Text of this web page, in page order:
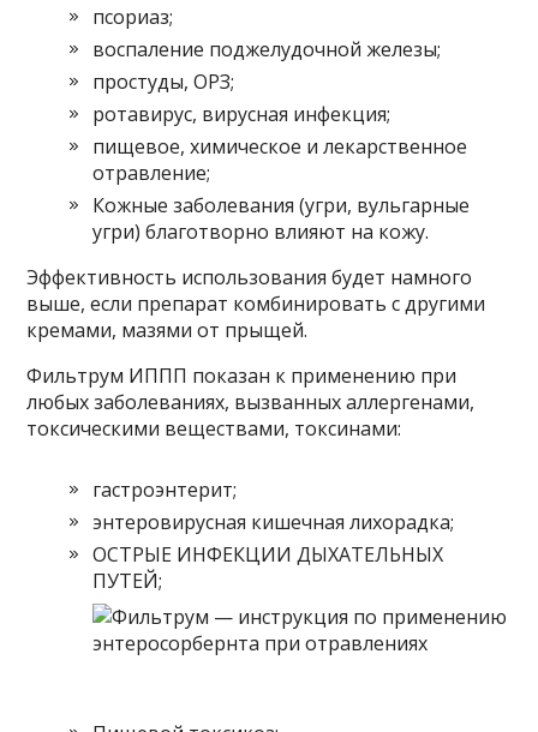
псориаз;
воспаление поджелудочной железы;
простуды, ОРЗ;
ротавирус, вирусная инфекция;
пищевое, химическое и лекарственное
отравление;
Кожные заболевания (угри, вульгарные
угри) благотворно влияют на кожу.
Эффективность использования будет намного
выше, если препарат комбинировать с другими
кремами, мазями от прыщей.
Фильтрум ИППП показан к применению при
любых заболеваниях, вызванных аллергенами,
токсическими веществами, токсинами:
гастроэнтерит;
энтеровирусная кишечная лихорадка;
ОСТРЫЕ ИНФЕКЦИИ ДЫХАТЕЛЬНЫХ
ПУТЕЙ;